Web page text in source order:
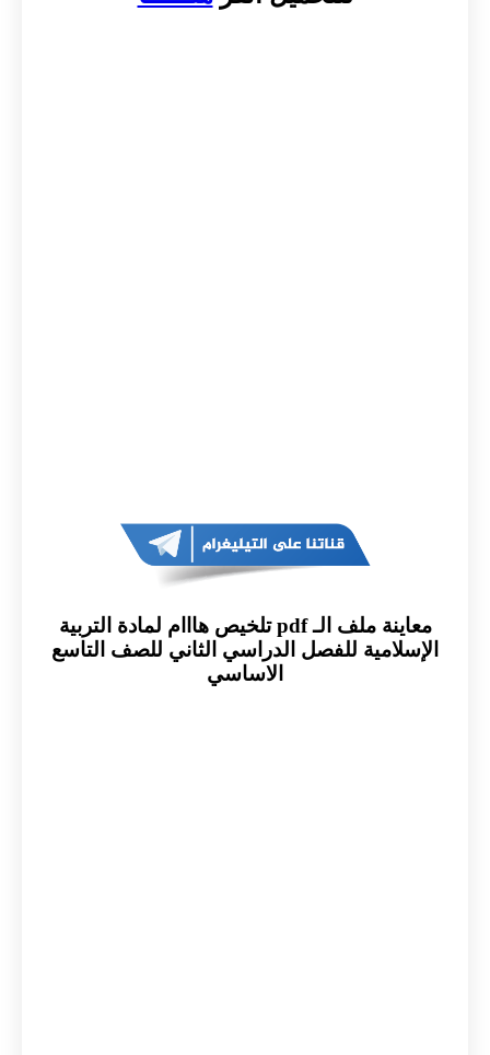
معاينة ملف الـ pdf تلخيص هااام لمادة التربية
الإسلامية للفصل الدراسي الثاني للصف التاسع
الاساسي